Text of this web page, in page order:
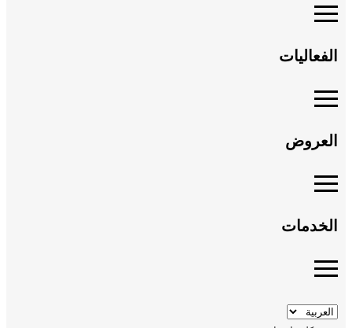
الفعاليات
العروض
الخدمات